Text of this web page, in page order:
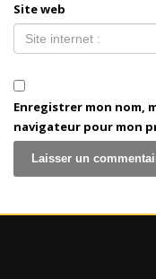
Site web
Enregistrer mon nom,
navigateur pour mon